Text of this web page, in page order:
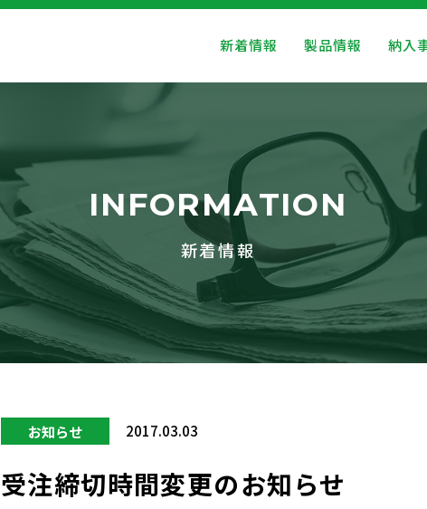
新着情報 製品情報 納入
INFORMATION
新着情報
お知らせ 2017.03.03
受注締切時間変更のお知らせ